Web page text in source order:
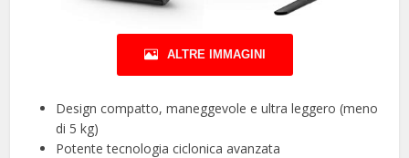
ALTRE IMMAGINI
Design compatto, maneggevole e ultra leggero (meno
di 5 kg)
Potente tecnologia ciclonica avanzata